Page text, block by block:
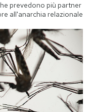
prevedono più partner
all'anarchia relazionale